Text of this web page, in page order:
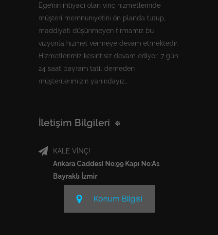
Ege’nin ihtiyaci olan vinç hizmetlerinde
müşteri memnuniyetini ön planda tutup,
maddiyati düşünmeyen firmamız bu
vizyonla hizmet vermeye devam etmektedir.
Hizmetlerimiz kesintisiz devam ediyor. 7 gün
24 saat bayram tatil demeden
müşterilerimizin yanındayız..
İletişim Bilgileri
KALE VİNÇ!
Ankara Caddesi No:99 Kapı No:A1
Bayraklı İzmir
Konum Bilgisi